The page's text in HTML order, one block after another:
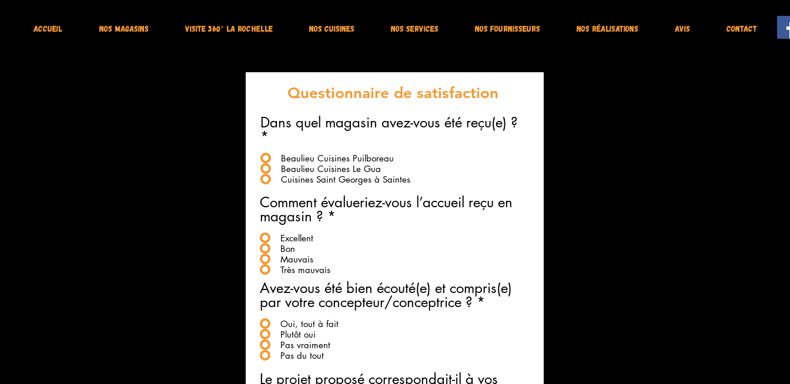
Accueil Nos magasins visite 360° La Rochelle Nos cuisines Nos services nos fournisseurs Nos réalisations Avis Contact
Questionnaire de satisfaction
Dans quel magasin avez-vous été reçu(e) ?
*
Beaulieu Cuisines Puilboreau
Beaulieu Cuisines Le Gua
Cuisines Saint Georges à Saintes
Comment évalueriez-vous l’accueil reçu en
magasin ? *
Excellent
Bon
Mauvais
Très mauvais
Avez-vous été bien écouté(e) et compris(e)
par votre concepteur/conceptrice ? *
Oui, tout à fait
Plutôt oui
Pas vraiment
Pas du tout
Le projet proposé correspondait-il à vos